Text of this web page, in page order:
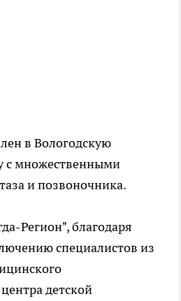
в Вологодскую
с множественными
и позвоночника.
Регион", благодаря
специалистов из
детской